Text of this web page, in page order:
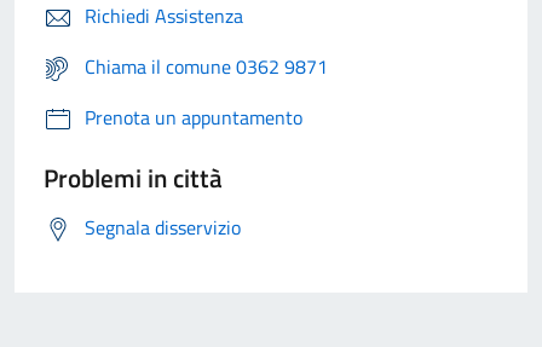
Richiedi Assistenza
Chiama il comune 0362 9871
Prenota un appuntamento
Problemi in città
Segnala disservizio